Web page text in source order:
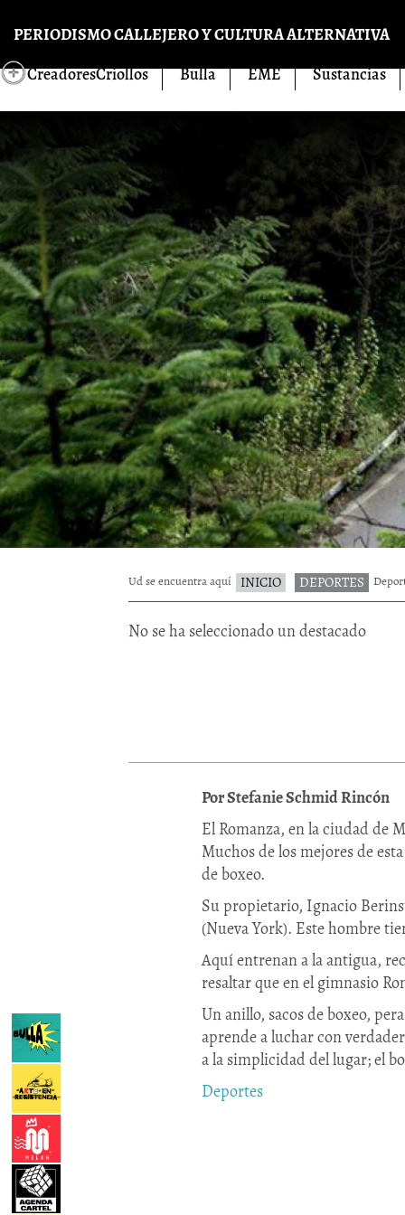
PERIODISMO CALLEJERO Y CULTURA ALTERNATIVA
CreadoresCriollos Bulla EME Sustancias
Ud se encuentra aquí INICIO DEPORTES
No se ha seleccionado un destacado
Por Stefanie Schmid Rincón
El Romanza, en la ciudad de
Muchos de los mejores de
de boxeo.
Su propietario, Ignacio
(Nueva York). Este hombre
Aquí entrenan a la antigua,
resaltar que en el gimnasio
Un anillo, sacos de boxeo,
aprende a luchar con
a la simplicidad del lugar; el
Deportes